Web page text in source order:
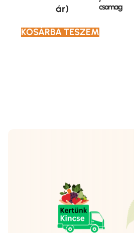
ár)
csomag
KOSÁRBA TESZEM